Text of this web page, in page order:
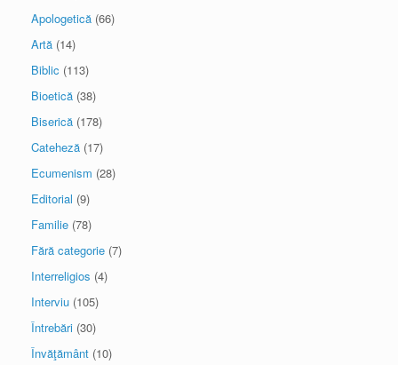
Apologetică (66)
Artă (14)
Biblic (113)
Bioetică (38)
Biserică (178)
Cateheză (17)
Ecumenism (28)
Editorial (9)
Familie (78)
Fără categorie (7)
Interreligios (4)
Interviu (105)
Întrebări (30)
Învăţământ (10)